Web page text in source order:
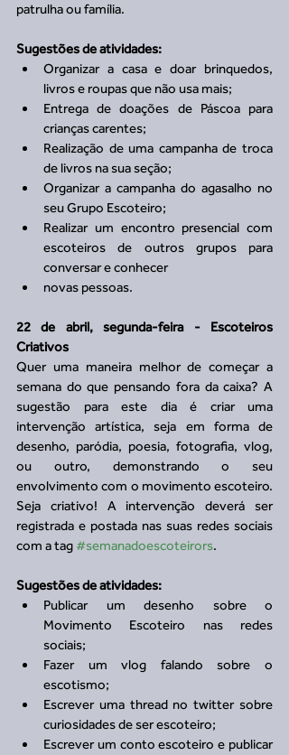
patrulha ou família.
Sugestões de atividades:
Organizar a casa e doar brinquedos,
livros e roupas que não usa mais;
Entrega de doações de Páscoa para
crianças carentes;
Realização de uma campanha de troca
de livros na sua seção;
Organizar a campanha do agasalho no
seu Grupo Escoteiro;
Realizar um encontro presencial com
escoteiros de outros grupos para
conversar e conhecer
novas pessoas.
22 de abril, segunda-feira - Escoteiros
Criativos
Quer uma maneira melhor de começar a
semana do que pensando fora da caixa? A
sugestão para este dia é criar uma
intervenção artística, seja em forma de
desenho, paródia, poesia, fotografia, vlog,
ou outro, demonstrando o seu
envolvimento com o movimento escoteiro.
Seja criativo! A intervenção deverá ser
registrada e postada nas suas redes sociais
com a tag #semanadoescoteirors.
Sugestões de atividades:
Publicar um desenho sobre o
Movimento Escoteiro nas redes
sociais;
Fazer um vlog falando sobre o
escotismo;
Escrever uma thread no twitter sobre
curiosidades de ser escoteiro;
Escrever um conto escoteiro e publicar